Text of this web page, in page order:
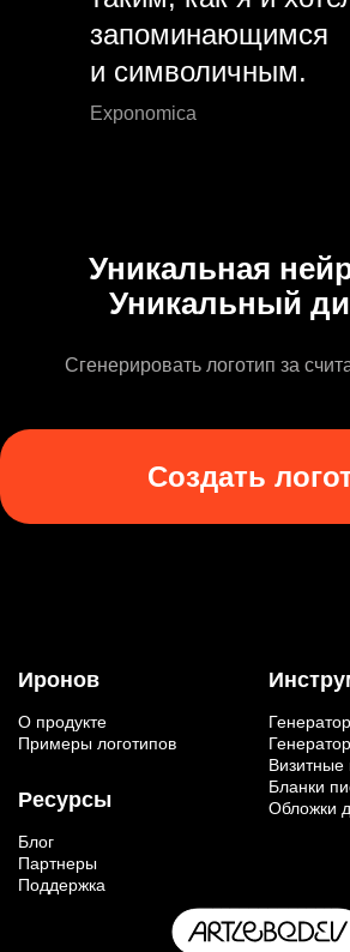
запоминающимся
и символичным.
Exponomica
Уникальная
Уникальный
Сгенерировать логотип за
Создать
Иронов
О продукте
Примеры логотипов
Ресурсы
Блог
Партнеры
Поддержка
Визитные
Бланки
Обложки